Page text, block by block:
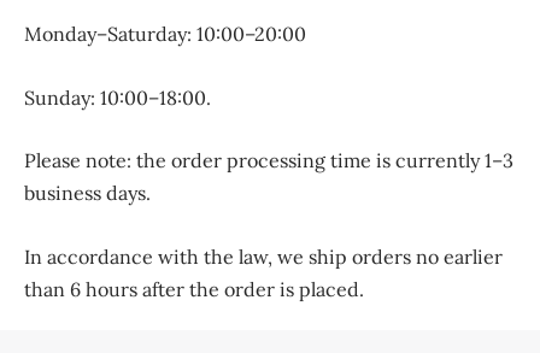
Monday–Saturday: 10:00–20:00
Sunday: 10:00–18:00.
Please note: the order processing time is currently 1–3
business days.
In accordance with the law, we ship orders no earlier
than 6 hours after the order is placed.